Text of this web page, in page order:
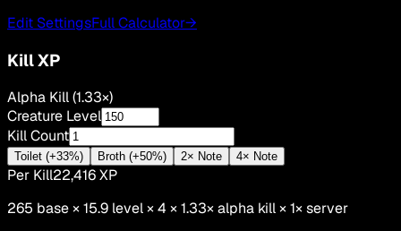
Edit SettingsFull Calculator→
Kill XP
Alpha Kill (1.33×)
Creature Level
Kill Count
Toilet (+33%) Broth (+50%) 2× Note 4× Note
Per Kill22,416XP
265 base ×15.9 level × 4 ×1.33×alpha kill×1× server